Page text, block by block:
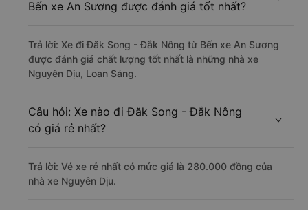
Bến xe An Sương được đánh giá tốt nhất?
Trả lời: Xe đi Đăk Song - Đắk Nông từ Bến xe An Sương
được đánh giá chất lượng tốt nhất là những nhà xe
Nguyên Dịu, Loan Sáng.
Câu hỏi: Xe nào đi Đăk Song - Đắk Nông
có giá rẻ nhất?
Trả lời: Vé xe rẻ nhất có mức giá là 280.000 đồng của
nhà xe Nguyên Dịu.